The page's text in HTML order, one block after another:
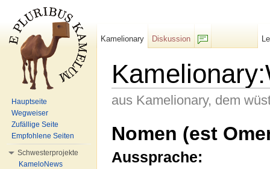
aus Kamelionary, dem
Nomen (est
Aussprache:
Kamelionary
Diskussion
Hauptseite
Wegweiser
Zufällige Seite
Empfohlene Seiten
Schwesterprojekte
KameloNews